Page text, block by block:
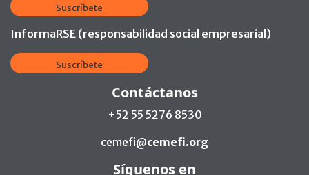
Suscríbete
InformaRSE (responsabilidad social empresarial)
Suscríbete
Contáctanos
+52 55 5276 8530
cemefi@cemefi.org
Síguenos en